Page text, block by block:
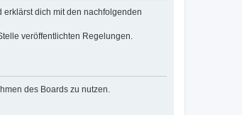
erklärst dich mit den nachfolgenden
veröffentlichten Regelungen.
des Boards zu nutzen.